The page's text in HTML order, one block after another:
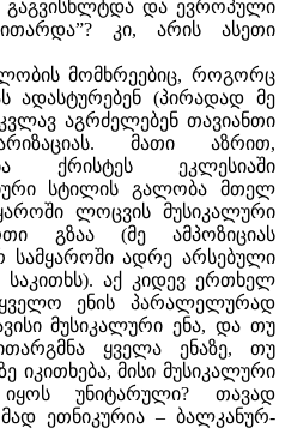
გაგვისხლტდა და ევროპული
კი, არის ასეთი
მომხრეებიც, როგორც
ადასტურებენ (პირადად მე
აგრძელებენ თავიანთი
მათი აზრით,
ქრისტეს ეკლესიაში
სტილის გალობა მთელ
ლოცვის მუსიკალური
გზაა (მე ამპოზიციას
სამყაროში ადრე არსებული
საკითხს). აქ კიდევ ერთხელ
ენის პარალელურად
მუსიკალური ენა, და თუ
ყველა ენაზე, თუ
იკითხება, მისი მუსიკალური
უნიტარული? თავად
ეთნიკურია – ბალკანურ-